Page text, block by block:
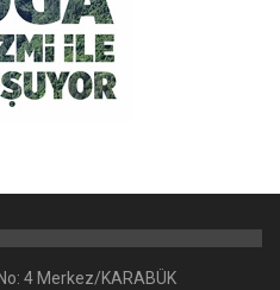
4 Merkez/KARABÜK